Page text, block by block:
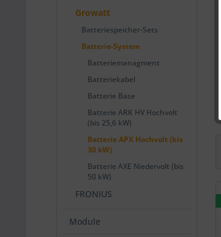
Growatt
Batteriespeicher-Sets
Batterie-System
Batteriemanagment
Batteriekabel
Batterie Base
Batterie ARK HV Hochvolt
(bis 25,6 kW)
Batterie APX Hochvolt (bis
30 kW)
Batterie AXE Niedervolt (bis
50 kW)
FRONIUS
Module